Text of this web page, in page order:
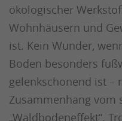
ökologischer
Wohnhäusern und
ist. Kein Wunder,
Boden besonders
gelenkschonend ist –
Zusammenhang vom
„Waldbodeneffekt“.